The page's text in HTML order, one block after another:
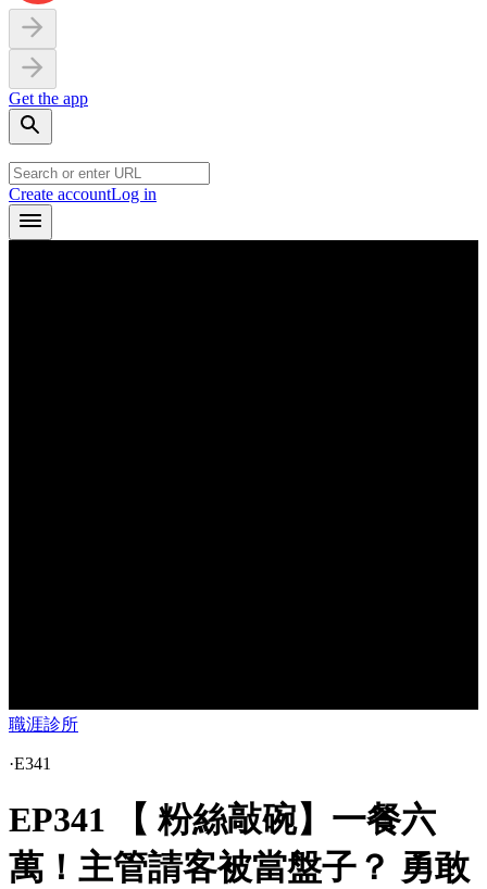
Get the app
Create accountLog in
職涯診所
·E341
EP341 【 粉絲敲碗】一餐六
萬！主管請客被當盤子？ 勇敢